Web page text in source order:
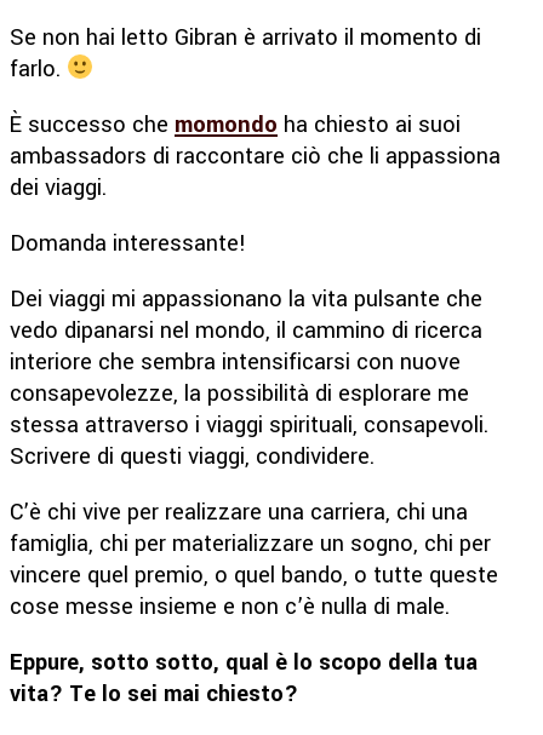
Se non hai letto Gibran è arrivato il momento di
farlo.
È successo che momondo ha chiesto ai suoi
ambassadors di raccontare ciò che li appassiona
dei viaggi.
Domanda interessante!
Dei viaggi mi appassionano la vita pulsante che
vedo dipanarsi nel mondo, il cammino di ricerca
interiore che sembra intensificarsi con nuove
consapevolezze, la possibilità di esplorare me
stessa attraverso i viaggi spirituali, consapevoli.
Scrivere di questi viaggi, condividere.
C’è chi vive per realizzare una carriera, chi una
famiglia, chi per materializzare un sogno, chi per
vincere quel premio, o quel bando, o tutte queste
cose messe insieme e non c’è nulla di male.
Eppure, sotto sotto, qual è lo scopo della tua
vita? Te lo sei mai chiesto?